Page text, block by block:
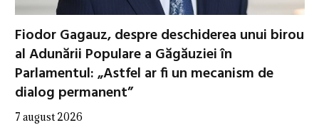
Fiodor Gagauz, despre deschiderea unui birou
al Adunării Populare a Găgăuziei în
Parlamentul: „Astfel ar fi un mecanism de
dialog permanent”
7 august 2026